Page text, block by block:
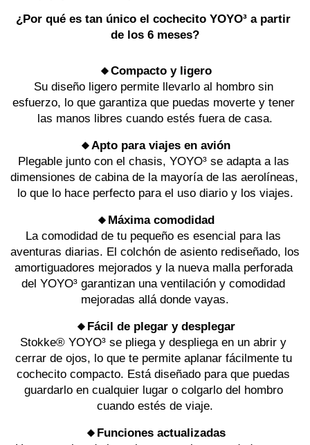
¿Por qué es tan único el cochecito YOYO³ a partir
de los 6 meses?
🔸Compacto y ligero
Su diseño ligero permite llevarlo al hombro sin
esfuerzo, lo que garantiza que puedas moverte y tener
las manos libres cuando estés fuera de casa.
🔸Apto para viajes en avión
Plegable junto con el chasis, YOYO³ se adapta a las
dimensiones de cabina de la mayoría de las aerolíneas,
lo que lo hace perfecto para el uso diario y los viajes.
🔸Máxima comodidad
La comodidad de tu pequeño es esencial para las
aventuras diarias. El colchón de asiento rediseñado, los
amortiguadores mejorados y la nueva malla perforada
del YOYO³ garantizan una ventilación y comodidad
mejoradas allá donde vayas.
🔸Fácil de plegar y desplegar
Stokke® YOYO³ se pliega y despliega en un abrir y
cerrar de ojos, lo que te permite aplanar fácilmente tu
cochecito compacto. Está diseñado para que puedas
guardarlo en cualquier lugar o colgarlo del hombro
cuando estés de viaje.
🔸Funciones actualizadas